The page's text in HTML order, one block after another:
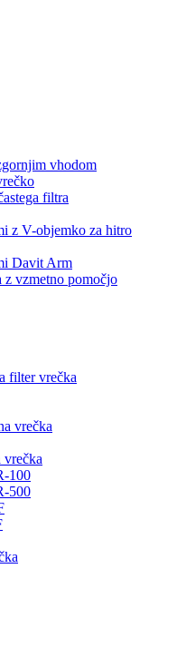
vhodom
filtra
z V-objemko za hitro
Davit Arm
z vzmetno pomočjo
filter vrečka
vrečka
100
500